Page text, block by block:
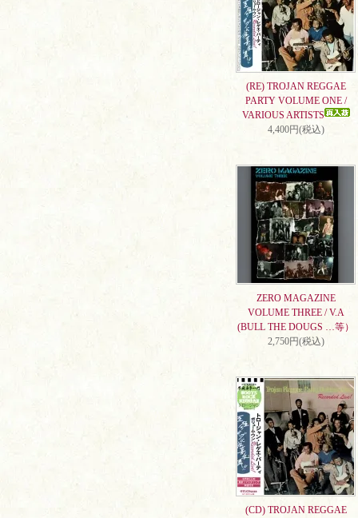
(RE) TROJAN REGGAE
PARTY VOLUME ONE /
VARIOUS ARTISTS
4,400円(税込)
ZERO MAGAZINE
VOLUME THREE / V.A
(BULL THE DOUGS …等）
2,750円(税込)
(CD) TROJAN REGGAE